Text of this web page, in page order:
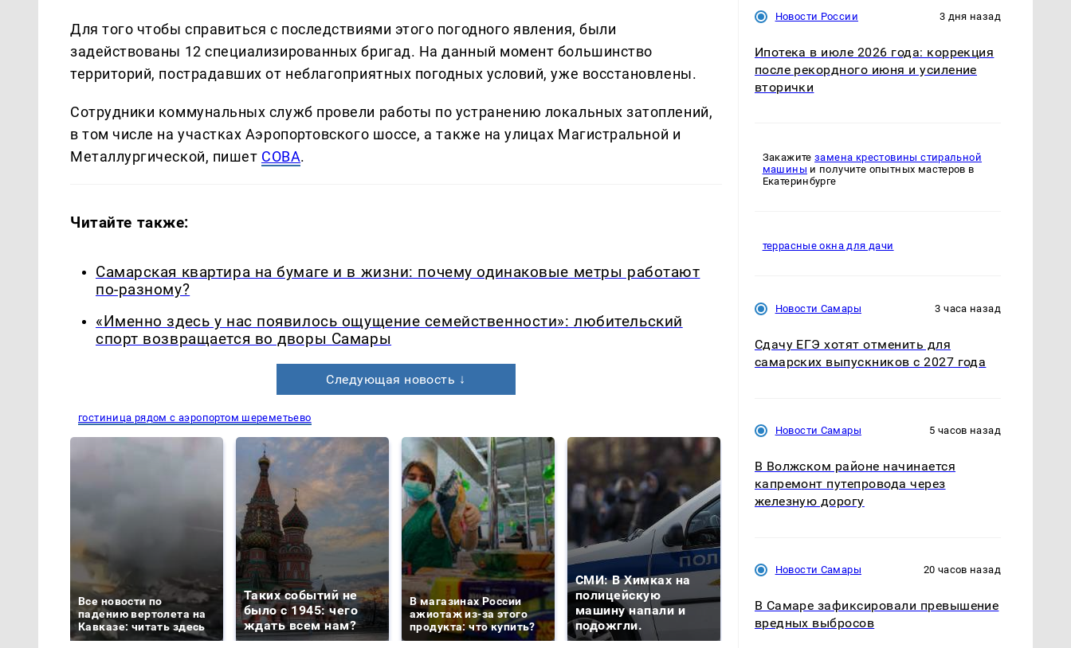
Для того чтобы справиться с последствиями этого погодного явления, были
задействованы 12 специализированных бригад. На данный момент большинство
территорий, пострадавших от неблагоприятных погодных условий, уже восстановлены.
Сотрудники коммунальных служб провели работы по устранению локальных затоплений,
в том числе на участках Аэропортовского шоссе, а также на улицах Магистральной и
Металлургической, пишет СОВА.
Читайте также:
Самарская квартира на бумаге и в жизни: почему одинаковые метры работают
по-разному?
«Именно здесь у нас появилось ощущение семейственности»: любительский
спорт возвращается во дворы Самары
Следующая новость ↓
гостиница рядом с аэропортом шереметьево
Все новости по
падению вертолета на
Кавказе: читать здесь
Таких событий не
было с 1945: чего
ждать всем нам?
В магазинах России
ажиотаж из-за этого
продукта: что купить?
СМИ: В Химках на
полицейскую
машину напали и
подожгли.
президентов США и
России: Европа?
Как выглядит место
крушение вертолета на
Новости России 3 дня назад
Ипотека в июле 2026 года: коррекция
после рекордного июня и усиление
вторички
Закажитезамена крестовины стиральной
машины и получите опытных мастеров в
Екатеринбурге
террасные окна для дачи
Новости Самары 3 часа назад
Сдачу ЕГЭ хотят отменить для
самарских выпускников с 2027 года
Новости Самары 5 часов назад
В Волжском районе начинается
капремонт путепровода через
железную дорогу
Новости Самары 20 часов назад
В Самаре зафиксировали превышение
вредных выбросов